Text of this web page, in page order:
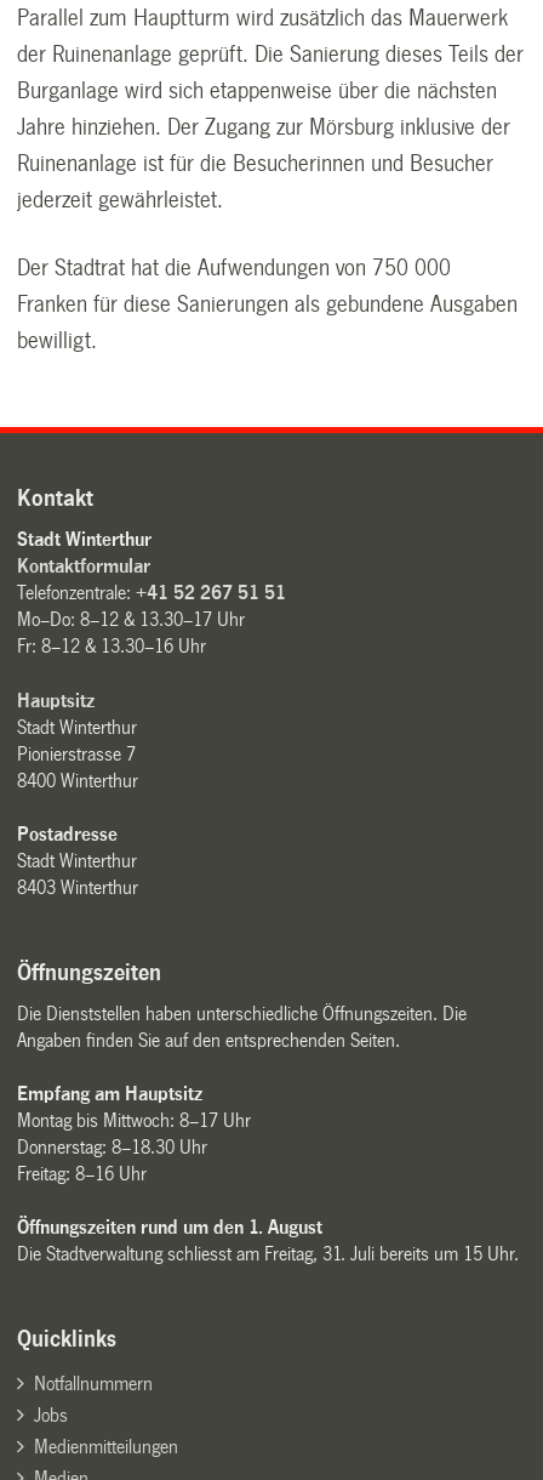
Parallel zum Hauptturm wird zusätzlich das Mauerwerk
der Ruinenanlage geprüft. Die Sanierung dieses Teils der
Burganlage wird sich etappenweise über die nächsten
Jahre hinziehen. Der Zugang zur Mörsburg inklusive der
Ruinenanlage ist für die Besucherinnen und Besucher
jederzeit gewährleistet.
Der Stadtrat hat die Aufwendungen von 750 000
Franken für diese Sanierungen als gebundene Ausgaben
bewilligt.
Kontakt
Stadt Winterthur
Kontaktformular
Telefonzentrale:+41 52 267 51 51
Mo–Do: 8–12 & 13.30–17 Uhr
Fr: 8–12 & 13.30–16 Uhr
Hauptsitz
Stadt Winterthur
Pionierstrasse 7
8400 Winterthur
Postadresse
Stadt Winterthur
8403 Winterthur
Öffnungszeiten
Die Dienststellen haben unterschiedliche Öffnungszeiten. Die
Angaben finden Sie auf den entsprechenden Seiten.
Empfang am Hauptsitz
Montag bis Mittwoch: 8–17 Uhr
Donnerstag: 8–18.30 Uhr
Freitag: 8–16 Uhr
Öffnungszeiten rund um den 1. August
Die Stadtverwaltung schliesst am Freitag, 31. Juli bereits um 15 Uhr.
Quicklinks
Notfallnummern
Jobs
Medienmitteilungen